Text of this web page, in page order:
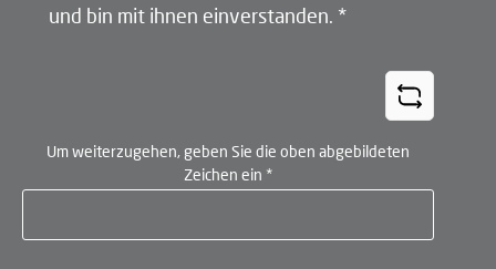
und bin mit ihnen einverstanden. *
Um weiterzugehen, geben Sie die oben abgebildeten
Zeichen ein *